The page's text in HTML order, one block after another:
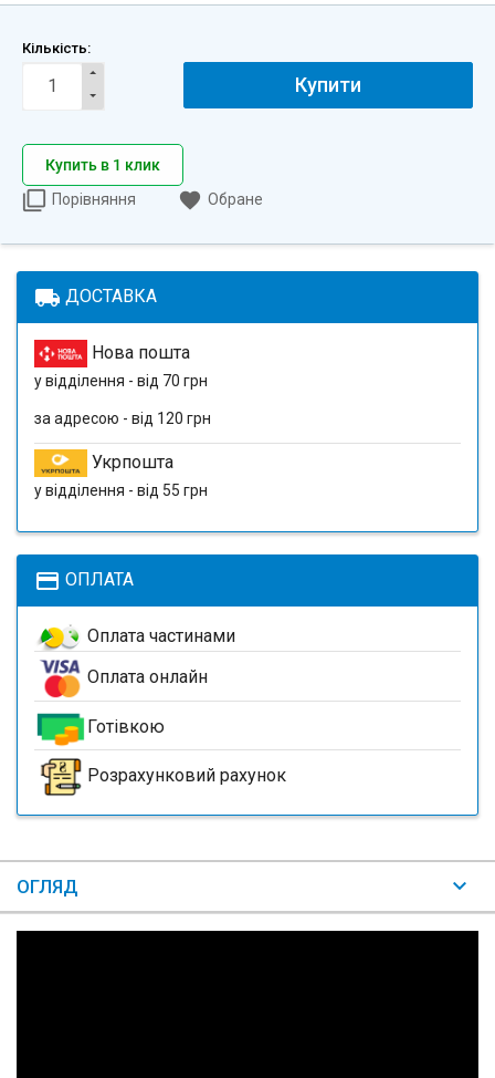
Кількість:
Купити
Купить в 1 клик
Порівняння
Обране
local_shipping ДОСТАВКА
Нова пошта
у відділення - від 70 грн
за адресою - від 120 грн
Укрпошта
у відділення - від 55 грн
payment ОПЛАТА
Оплата частинами
Оплата онлайн
Готівкою
Розрахунковий рахунок
ОГЛЯД